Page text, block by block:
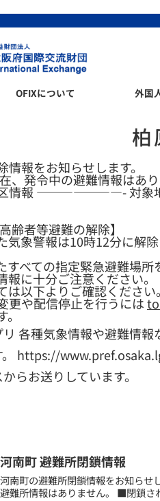
OFIXについて 外国
柏
報をお知らせします。
発令中の避難情報はあり
区情報 ———————- 対象
者等避難の解除】
気象警報は10時12分に解
べての指定緊急避難場所
報に十分ご注意ください。
以下よりご確認ください
更や配信停止を行うには
。
リ 各種気象情報や避難情
。 https://
らお送りしています。
河南町 避難所閉鎖情報
河南町の避難所閉鎖情報をお知ら
避難所情報はありません。 ■閉鎖さ